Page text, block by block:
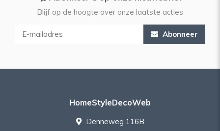
Blijf op de hoogte over onze laatste acties
Abonneer
HomeStyleDecoWeb
Denneweg 116B